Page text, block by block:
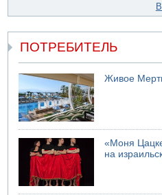
ПОТРЕБИТЕЛЬ
Живое
«Моня
на